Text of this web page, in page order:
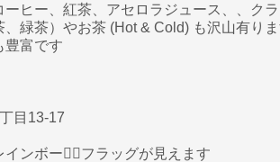
ーヒー、紅茶、アセロラジュース、、ク
、緑茶）やお茶 (Hot & Cold) も沢山有り
豊富です
目13-17
ンボー🏳️‍🌈フラッグが見えます